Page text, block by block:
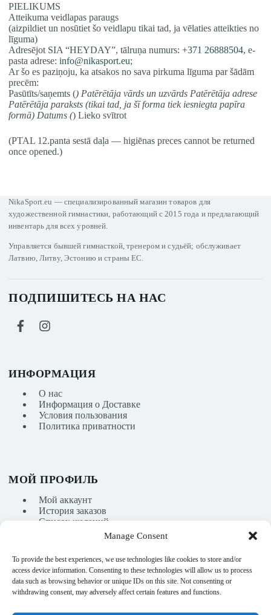
Manage Consent
To provide the best experiences, we use technologies like cookies to store and/or
access device information. Consenting to these technologies will allow us to process
data such as browsing behavior or unique IDs on this site. Not consenting or
withdrawing consent, may adversely affect certain features and functions.
PIELIKUMS
Atteikuma veidlapas paraugs
(aizpildiet un nosūtiet šo veidlapu tikai tad, ja vēlaties atteikties no
līguma)
Adresējot SIA “HEYDAY”, tālruņa numurs: +371 26888504, e-
pasta adrese: info@nikasport.eu;
Ar šo es paziņoju, ka atsakos no sava pirkuma līguma par šādām
precēm:
Pasūtīts/saņemts () Patērētāja vārds un uzvārds Patērētāja adrese
Patērētāja paraksts (tikai tad, ja šī forma tiek iesniegta papīra
formā) Datums () Lieko svītrot
(PTAL 12.panta sestā daļa — higiēnas preces cannot be returned
once opened.)
NikaSport.eu — специализированный магазин товаров для
художественной гимнастики, работающий с 2015 года и предлагающий
инвентарь для всех уровней.
Управляется бывшей гимнасткой, тренером и судьёй; обслуживает
Латвию, Литву, Эстонию и страны ЕС.
ПОДПИШИТЕСЬ НА НАС
ИНФОРМАЦИЯ
О нас
Информация о Доставке
Условия пользования
Политика приватности
МОЙ ПРОФИЛЬ
Мой аккаунт
История заказов
Список желаний
info@nikasport.eu
+371 28228266